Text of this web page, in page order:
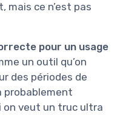
mais ce n’est pas
pour un usage
un outil qu’on
des périodes de
probablement
on veut un truc ultra